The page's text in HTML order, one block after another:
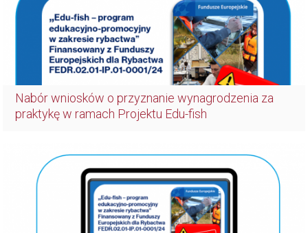
Nabór wniosków o przyznanie wynagrodzenia za
praktykę w ramach Projektu Edu-fish